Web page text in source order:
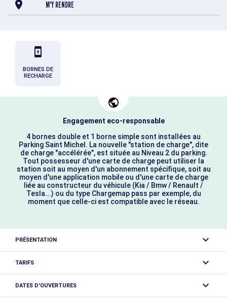
M'Y RENDRE
BORNES DE
RECHARGE
Engagement eco-responsable
4 bornes double et 1 borne simple sont installées au
Parking Saint Michel. La nouvelle "station de charge", dite
de charge "accélérée", est située au Niveau 2 du parking.
Tout possesseur d'une carte de charge peut utiliser la
station soit au moyen d'un abonnement spécifique, soit au
moyen d'une application mobile ou d'une carte de charge
liée au constructeur du véhicule (Kia / Bmw / Renault /
Tesla...) ou du type Chargemap pass par exemple, du
moment que celle-ci est compatible avec le réseau.
PRÉSENTATION
Parking payant et couvert, 308 places. Vous trouverez au
TARIFS
Stationnement jointe.
DATES D'OUVERTURES